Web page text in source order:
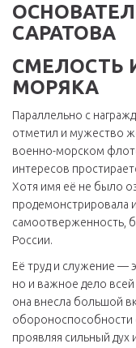
САРАТОВА
СМЕЛОСТЬ
МОРЯКА
Параллельно с
отметил и мужество
военно-морском
интересов
Хотя имя её не было
продемонстрировала
самоотверженность,
России.
Её труд и служение —
но и важное дело
она внесла большой
обороноспособности
проявляя сильный дух